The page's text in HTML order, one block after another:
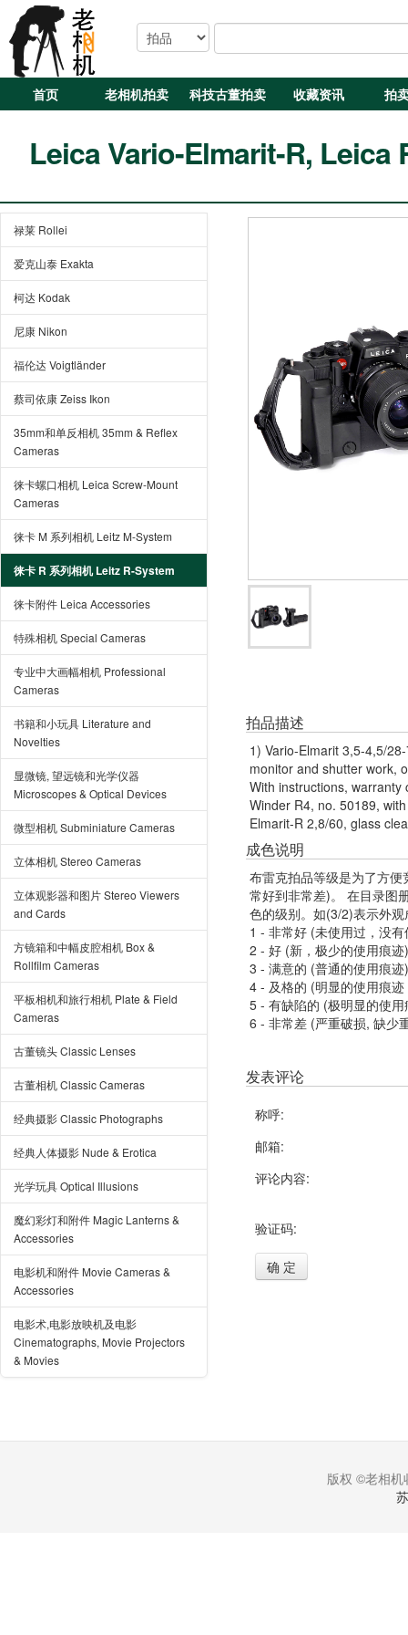
首页 老相机拍卖 科技古董拍卖 收藏资讯 拍
Leica Vario-Elmarit-R,
禄莱 Rollei
爱克山泰 Exakta
柯达 Kodak
尼康 Nikon
福伦达 Voigtländer
蔡司依康 Zeiss Ikon
35mm和单反相机 35mm & Reflex
Cameras
徕卡螺口相机 Leica Screw-Mount
Cameras
徕卡 M 系列相机 Leitz M-System
徕卡 R 系列相机 Leitz R-System
徕卡附件 Leica Accessories
特殊相机 Special Cameras
专业中大画幅相机 Professional
Cameras
书籍和小玩具 Literature and
Novelties
显微镜, 望远镜和光学仪器
Microscopes & Optical Devices
微型相机 Subminiature Cameras
立体相机 Stereo Cameras
立体观影器和图片 Stereo Viewers
and Cards
方镜箱和中幅皮腔相机 Box &
Rollfilm Cameras
平板相机和旅行相机 Plate & Field
Cameras
古董镜头 Classic Lenses
古董相机 Classic Cameras
经典摄影 Classic Photographs
经典人体摄影 Nude & Erotica
光学玩具 Optical Illusions
魔幻彩灯和附件 Magic Lanterns &
Accessories
电影机和附件 Movie Cameras &
Accessories
电影术,电影放映机及电影
Cinematographs, Movie Projectors
& Movies
拍品描述
1) Vario-Elmarit 3,5-4,5/
monitor and shutter work,
With instructions,
Winder R4, no. 50189,
Elmarit-R 2,8/60, glass
成色说明
布雷克拍品等级是为了方
常好到非常差)。 在目录图
色的级别。如(3/2)表示外
1 - 非常好 (未使用过，没
2 - 好 (新，极少的使用痕迹)
3 - 满意的 (普通的使用痕迹)
4 - 及格的 (明显的使用痕
5 - 有缺陷的 (极明显的使
6 - 非常差 (严重破损, 缺少
发表评论
称呼:
邮箱:
评论内容:
验证码:
确 定
版权 ©老相